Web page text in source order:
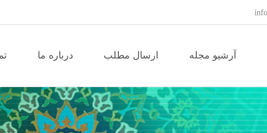
آرشیو مجله ارسال مطلب درباره ما